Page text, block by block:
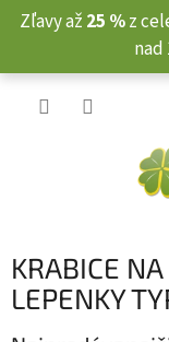
Prejsť
Zľavy až 25 %z
nad
KRABICE
LEPENKY